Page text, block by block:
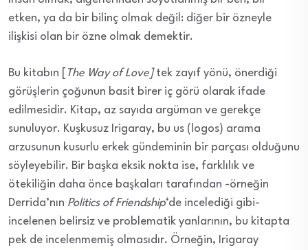
etken, ya da bir bilinç olmak değil: diğer bir özneyle
ilişkisi olan bir özne olmak demektir.
Bu kitabın [ The Way of Love]tek zayıf yönü, önerdiği
görüşlerin çoğunun basit birer iç görü olarak ifade
edilmesidir. Kitap, az sayıda argüman ve gerekçe
sunuluyor. Kuşkusuz Irigaray, bu us (logos) arama
arzusunun kusurlu erkek gündeminin bir parçası olduğunu
söyleyebilir. Bir başka eksik nokta ise, farklılık ve
ötekiliğin daha önce başkaları tarafından -örneğin
Derrida’nın Politics of Friendship‘de incelediği gibi-
incelenen belirsiz ve problematik yanlarının, bu kitapta
pek de incelenmemiş olmasıdır. Örneğin, Irigaray